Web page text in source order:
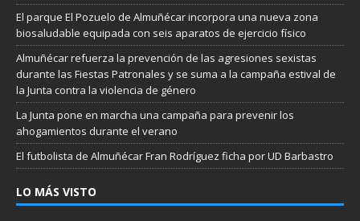
El parque El Pozuelo de Almuñécar incorpora una nueva zona
biosaludable equipada con seis aparatos de ejercicio físico
Almuñécar refuerza la prevención de las agresiones sexistas
durante las Fiestas Patronales y se suma a la campaña estival de
la Junta contra la violencia de género
La Junta pone en marcha una campaña para prevenir los
ahogamientos durante el verano
El futbolista de Almuñécar Fran Rodríguez ficha por UD Barbastro
LO MÁS VISTO